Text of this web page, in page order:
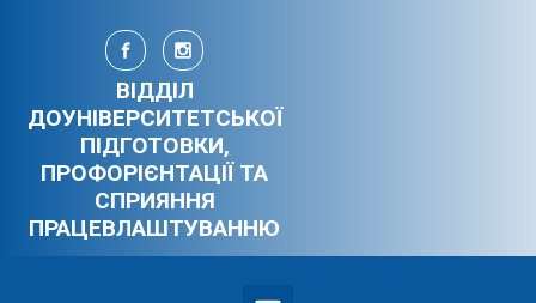
Skip to main content
ВІДДІЛ
ДОУНІВЕРСИТЕТСЬКОЇ
ПІДГОТОВКИ,
ПРОФОРІЄНТАЦІЇ ТА
СПРИЯННЯ
ПРАЦЕВЛАШТУВАННЮ